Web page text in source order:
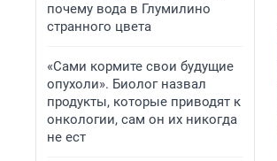
почему вода в Глумилино
странного цвета
«Сами кормите свои будущие
опухоли». Биолог назвал
продукты, которые приводят к
онкологии, сам он их никогда
не ест